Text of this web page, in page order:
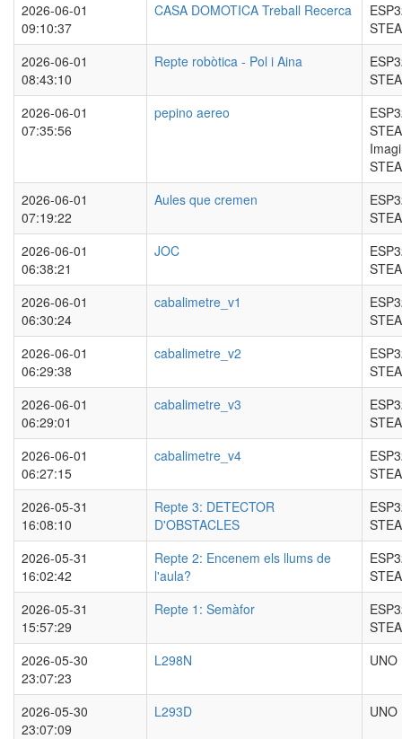
2026-06-01
09:10:37
CASA DOMOTICA Treball Recerca
2026-06-01
08:43:10
Repte robòtica - Pol i Aina
2026-06-01
07:35:56
pepino aereo
2026-06-01
07:19:22
Aules que cremen
2026-06-01
06:38:21
JOC
2026-06-01
06:30:24
cabalimetre_v1
2026-06-01
06:29:38
cabalimetre_v2
2026-06-01
06:29:01
cabalimetre_v3
2026-06-01
06:27:15
cabalimetre_v4
2026-05-31
16:08:10
Repte 3: DETECTOR
D'OBSTACLES
2026-05-31
16:02:42
Repte 2: Encenem els llums de
l'aula?
2026-05-31
15:57:29
Repte 1: Semàfor
2026-05-30
23:07:23
L298N UNO
2026-05-30
23:07:09
L293D UNO